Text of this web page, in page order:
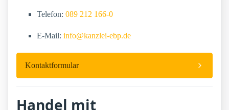
Telefon: 089 212 166-0
E-Mail: info@kanzlei-ebp.de
Kontaktformular
Handel mit